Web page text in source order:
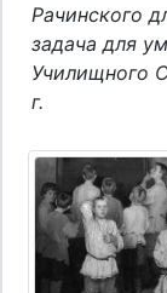
Рачинского
задача для
Училищного
г.